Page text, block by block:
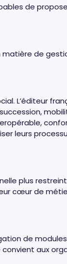
de
matière de
L’éditeur
leurs
plus
cœur de
de
aux